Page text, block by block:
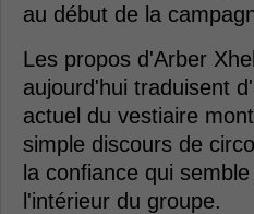
au début de la
Les propos d'Arber
aujourd'hui traduisent
actuel du vestiaire
simple discours de
la confiance qui
l'intérieur du groupe.